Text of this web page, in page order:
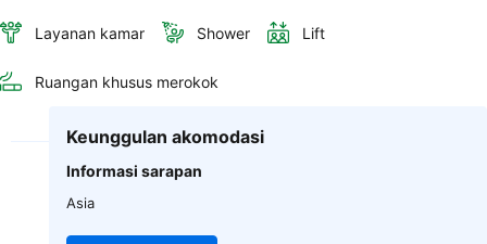
Layanan kamar Shower Lift
Ruangan khusus merokok
Keunggulan akomodasi
Informasi sarapan
Asia